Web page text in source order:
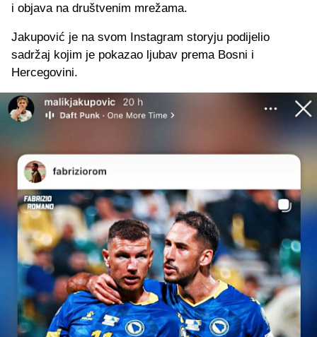
i objava na društvenim mrežama.
Jakupović je na svom Instagram storyju podijelio
sadržaj kojim je pokazao ljubav prema Bosni i
Hercegovini.